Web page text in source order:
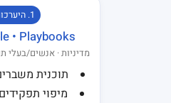
1. היערכות מראש
• Playbooks
מדיניות · אנשים/בעלי
תוכנית
מיפוי